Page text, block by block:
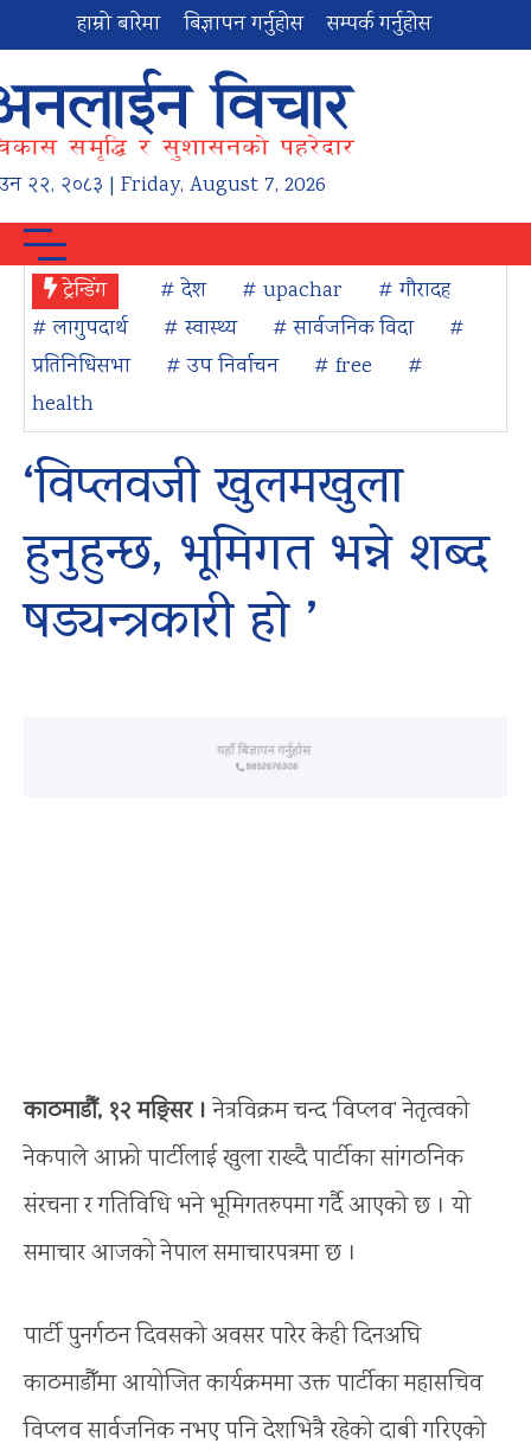
हाम्रो बारेमा बिज्ञापन गर्नुहोस सम्पर्क गर्नुहोस
२२, २०८३ | Friday, August 7, 2026
ट्रेन्डिंग # देश # upachar
# गौरादह
# लागुपदार्थ
# स्वास्थ्य # सार्वजनिक विदा
#
प्रतिनिधिसभा
# उप निर्वाचन # free
#
health
‘विप्लवजी खुलमखुला
हुनुहुन्छ, भूमिगत भन्ने शब्द
षड्यन्त्रकारी हो ’
काठमाडौँ, १२ मङ्सिर । नेत्रविक्रम चन्द ‘विप्लव’ नेतृत्वको
नेकपाले आफ्नो पार्टीलाई खुला राख्दै पार्टीका सांगठनिक
संरचना र गतिविधि भने भूमिगतरुपमा गर्दै आएको छ । यो
समाचार आजको नेपाल समाचारपत्रमा छ ।
पार्टी पुनर्गठन दिवसको अवसर पारेर केही दिनअघि
काठमाडौँमा आयोजित कार्यक्रममा उक्त पार्टीका महासचिव
विप्लव सार्वजनिक नभए पनि देशभित्रै रहेको दाबी गरिएको